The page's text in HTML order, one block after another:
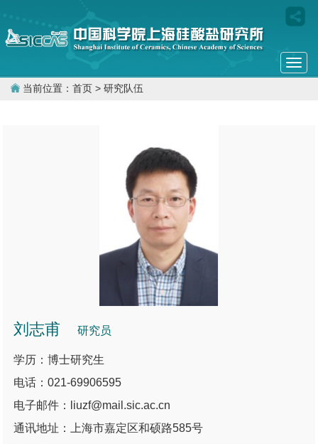
当前位置： 首页 > 研究队伍
刘志甫 研究员
学历：博士研究生
电话：021-69906595
电子邮件：liuzf@mail.sic.ac.cn
通讯地址：上海市嘉定区和硕路585号